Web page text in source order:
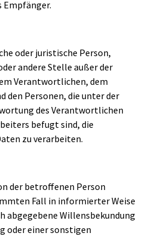
oder juristische Person,
andere Stelle außer der
Verantwortlichen, dem
den Personen, die unter der
des Verantwortlichen
befugt sind, die
zu verarbeiten.
der betroffenen Person
Fall in informierter Weise
abgegebene Willensbekundung
oder einer sonstigen